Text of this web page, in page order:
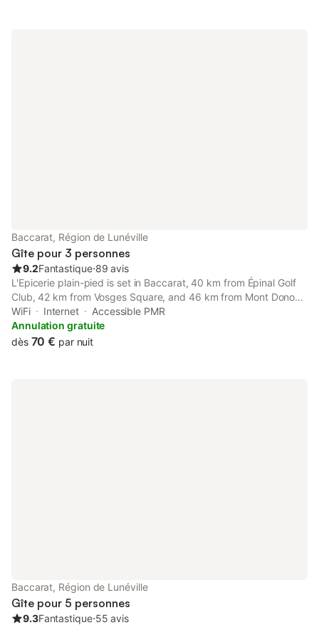
Baccarat, Région de Lunéville
Gîte pour 3 personnes
9.2Fantastique⋅89 avis
L'Epicerie plain-pied is set in Baccarat, 40 km from Épinal Golf
Club, 42 km from Vosges Square, and 46 km from Mont Donon.
Both free WiFi and parking on-site are available at the
apartment free of charge.
WiFi Internet
Accessible PMR
Annulation gratuite
dès 70 € par nuit
Baccarat, Région de Lunéville
Gîte pour 5 personnes
9.3Fantastique⋅55 avis